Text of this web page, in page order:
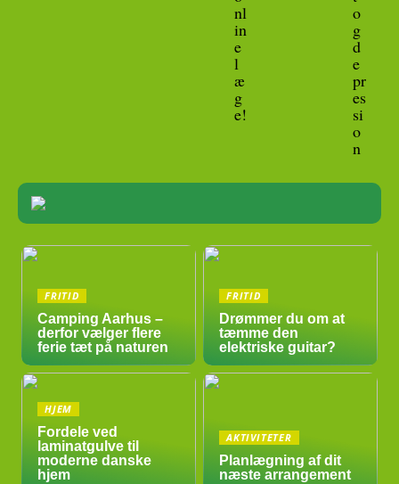
nl
in
e
l
æ
g
e!
o
g
d
e
pr
es
si
o
n
FRITID
Camping Aarhus –
derfor vælger flere
ferie tæt på naturen
FRITID
Drømmer du om at
tæmme den
elektriske guitar?
HJEM
Fordele ved
laminatgulve til
moderne danske
hjem
AKTIVITETER
Planlægning af dit
næste arrangement